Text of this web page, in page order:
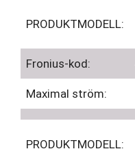
PRODUKTMODELL:
Fronius-kod:
Maximal ström:
PRODUKTMODELL: